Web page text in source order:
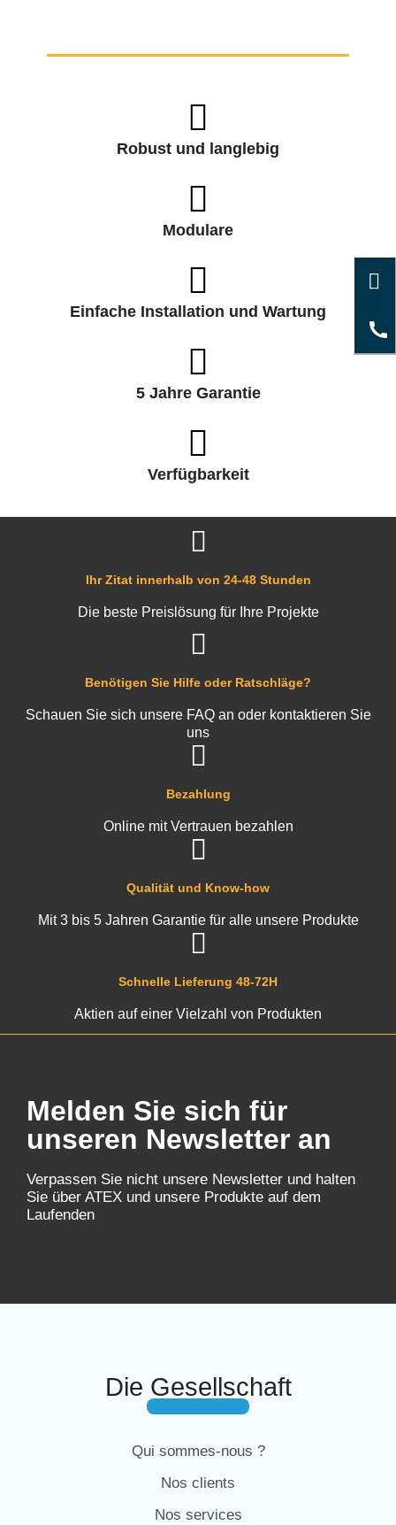
Robust und langlebig
Modulare
Einfache Installation und Wartung
5 Jahre Garantie
Verfügbarkeit
Schnelle Lieferung 48-72H
Aktien auf einer Vielzahl von Produkten
Qualität und Know-how
Mit 3 bis 5 Jahren Garantie für alle unsere Produkte
Bezahlung
Online mit Vertrauen bezahlen
Benötigen Sie Hilfe oder Ratschläge?
Schauen Sie sich unsere FAQ an oder kontaktieren Sie
uns
Ihr Zitat innerhalb von 24-48 Stunden
Die beste Preislösung für Ihre Projekte
Melden Sie sich für
unseren Newsletter an
Verpassen Sie nicht unsere Newsletter und halten
Sie über ATEX und unsere Produkte auf dem
Laufenden
Die Gesellschaft
Qui sommes-nous ?
Nos clients
Nos services